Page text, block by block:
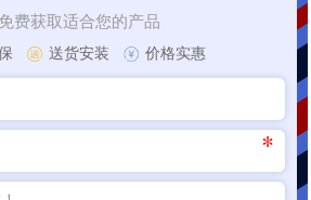
免费获取适合您的产品
送货安装 价格实惠